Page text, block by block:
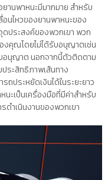
านพาหนะมีมากมาย สำหรับ
นไหวของยานพาหนะของ
ดประสงค์ของพวกเขา พวก
งคุณโดยไม่ได้รับอนุญาตเช่น
อนุญาต นอกจากนี้ตัวติดตาม
ระสิทธิภาพเส้นทาง
ถประหยัดเงินได้ในระยะยาว
ะเป็นเครื่องมือที่มีค่าสำหรับ
ำเนินงานของพวกเขา